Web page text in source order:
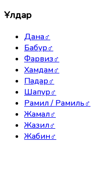
Ұлдар
Дана♂
Бабур♂
Фарвиз♂
Хамдам♂
Падар♂
Шапур♂
Рамил / Рамиль♂
Жамал♂
Жазил♂
Жабин♂